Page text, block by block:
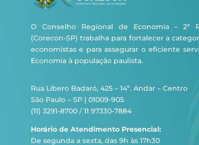
O Conselho Regional de Economia – 2ª
(Corecon-SP) trabalha para fortalecer a
economistas e para assegurar o eficiente
Economia à população paulista.
Rua Líbero Badaró, 425 – 14º. Andar – Centro
São Paulo – SP | 01009-905
(11) 3291-8700 / 11 97330-7884
Horário de Atendimento Presencial:
De segunda a sexta, das 9h às 17h30